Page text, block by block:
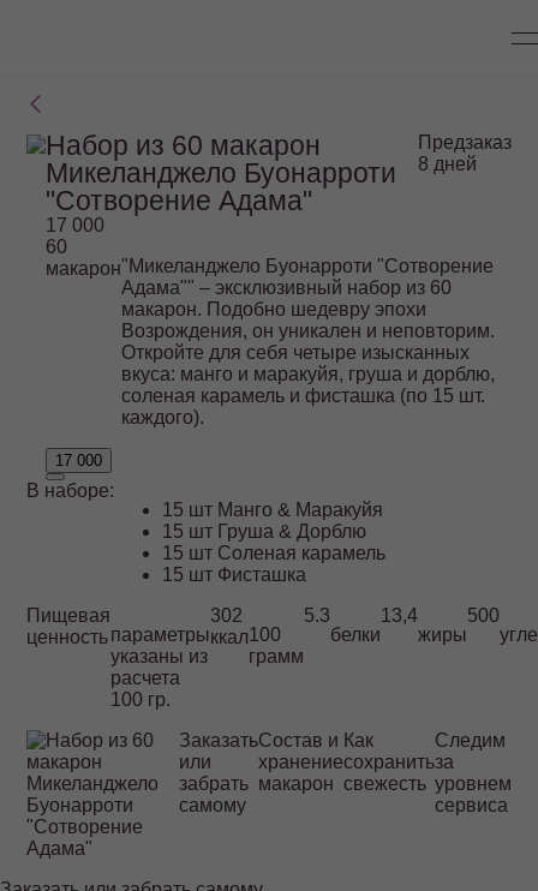
Набор из 60 макарон
Микеланджело Буонарроти
"Сотворение Адама"
Предзаказ
8 дней
17 000
60
макарон"Микеланджело Буонарроти "Сотворение
Адама"" – эксклюзивный набор из 60
макарон. Подобно шедевру эпохи
Возрождения, он уникален и неповторим.
Откройте для себя четыре изысканных
вкуса: манго и маракуйя, груша и дорблю,
соленая карамель и фисташка (по 15 шт.
каждого).
17 000
В наборе:
15 шт Манго & Маракуйя
15 шт Груша & Дорблю
15 шт Соленая карамель
15 шт Фисташка
Пищевая
ценностьпараметры
указаны из
расчета
100 гр.
302
ккал100
грамм
5.3
белки
13,4
жиры
500
Заказать
или
забрать
самому
Состав и
хранение
макарон
Как
сохранить
свежесть
Следим
за
уровнем
сервиса